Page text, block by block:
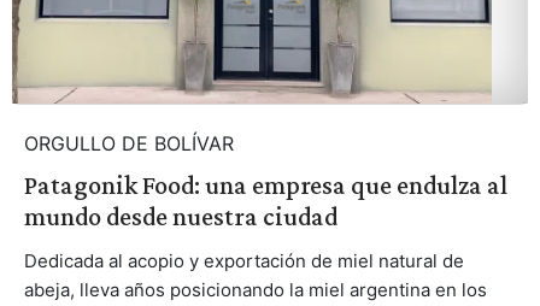
ORGULLO DE BOLÍVAR
Patagonik Food: una empresa que endulza al
mundo desde nuestra ciudad
Dedicada al acopio y exportación de miel natural de
abeja, lleva años posicionando la miel argentina en los